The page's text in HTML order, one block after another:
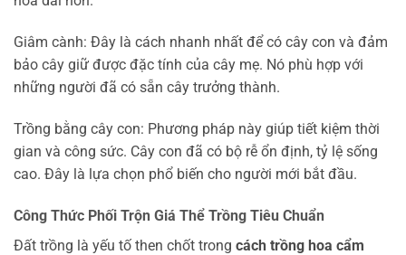
Giâm cành: Đây là cách nhanh nhất để có cây con và đảm
bảo cây giữ được đặc tính của cây mẹ. Nó phù hợp với
những người đã có sẵn cây trưởng thành.
Trồng bằng cây con: Phương pháp này giúp tiết kiệm thời
gian và công sức. Cây con đã có bộ rễ ổn định, tỷ lệ sống
cao. Đây là lựa chọn phổ biến cho người mới bắt đầu.
Công Thức Phối Trộn Giá Thể Trồng Tiêu Chuẩn
Đất trồng là yếu tố then chốt trong cách trồng hoa cẩm